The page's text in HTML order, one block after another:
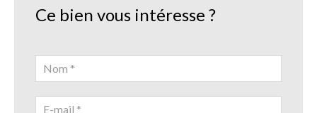
Ce bien vous intéresse ?